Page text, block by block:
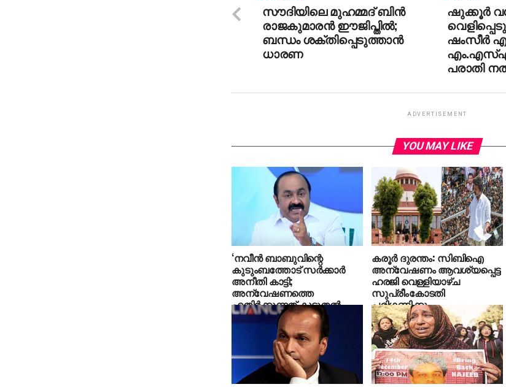
ഷുക്കൂര്‍
ഷംസീർ
പരാതി
സൗദിയിലെ മുഹമ്മദ് ബിന്‍
രാജകുമാരന്‍ ഈജിപ്തില്‍;
ബന്ധം ശക്തിപ്പെടുത്താന്‍
ധാരണ
ADVERTISEMENT
YOU MAY LIKE
‘നവീന്‍ ബാബുവിന്റെ
കുടുംബത്തോട് സര്‍ക്കാര്‍
അനീതി കാട്ടി;
അന്വേഷണത്തെ
എതിര്‍ക്കുന്നത് കൂടുതല്‍
സി.പി.എം നേതാക്കള്‍
കുടുങ്ങുമെന്നത് കൊണ്ട്’;
വി.ഡി സതീശന്‍
കരൂര്‍ ദുരന്തം: സിബിഐ
അന്വേഷണം ആവശ്യപ്പെട്ട
ഹരജി വെള്ളിയാഴ്ച
സുപ്രീംകോടതി
പരിഗണിക്കും